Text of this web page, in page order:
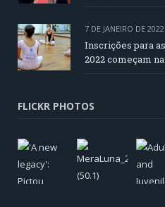
7 DE JANEIRO DE 2022
Inscrições para
2022 começam
FLICKR PHOTOS